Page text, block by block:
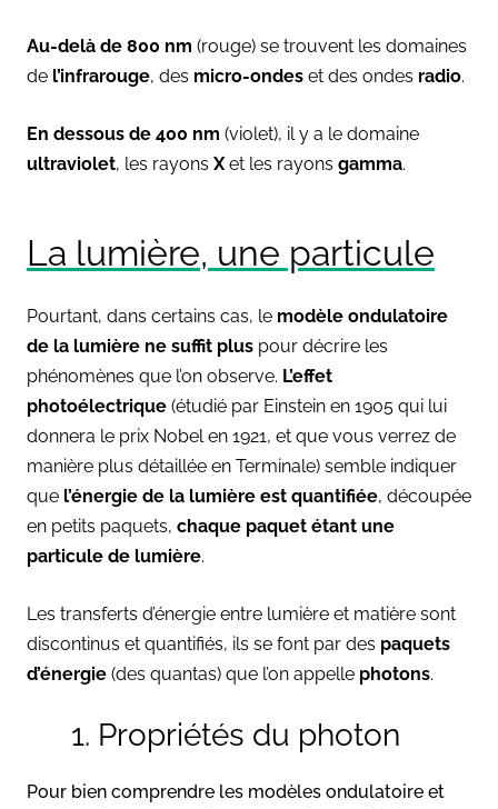
Au-delà de 800 nm (rouge) se trouvent les domaines
de l’infrarouge, des micro-ondes et des ondes radio.
En dessous de 400 nm (violet), il y a le domaine
ultraviolet, les rayons Xet les rayons gamma.
La lumière, une particule
Pourtant, dans certains cas, le modèle ondulatoire
de la lumière ne suffit plus pour décrire les
phénomènes que l’on observe. L’effet
photoélectrique (étudié par Einstein en 1905 qui lui
donnera le prix Nobel en 1921, et que vous verrez de
manière plus détaillée en Terminale) semble indiquer
que l’énergie de la lumière est quantifiée, découpée
en petits paquets, chaque paquet étant une
particule de lumière.
Les transferts d’énergie entre lumière et matière sont
discontinus et quantifiés, ils se font par des paquets
d’énergie (des quantas) que l’on appelle photons.
1. Propriétés du photon
Pour bien comprendre les modèles ondulatoire et